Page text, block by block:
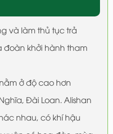
và làm thủ tục trả
đoàn khởi hành tham
ở độ cao hơn
Đài Loan. Alishan
nhau, có khí hậu